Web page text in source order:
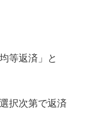
等返済」と
択次第で返済